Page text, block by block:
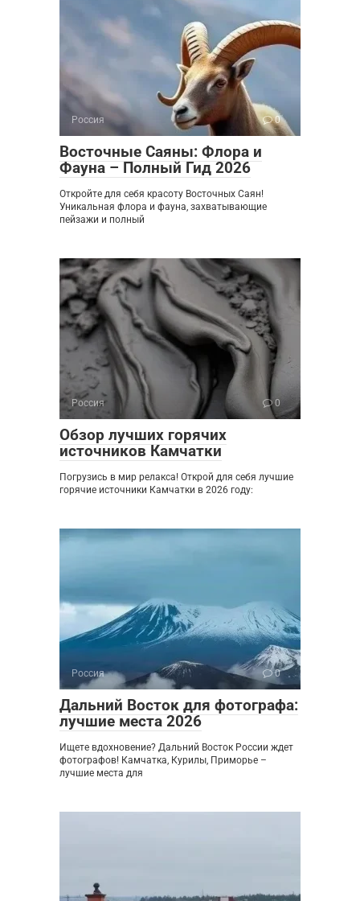
Россия 0
Восточные Саяны: Флора и
Фауна – Полный Гид 2026
Откройте для себя красоту Восточных Саян!
Уникальная флора и фауна, захватывающие
пейзажи и полный
Россия 0
Обзор лучших горячих
источников Камчатки
Погрузись в мир релакса! Открой для себя лучшие
горячие источники Камчатки в 2026 году:
Россия 0
Дальний Восток для фотографа:
лучшие места 2026
Ищете вдохновение? Дальний Восток России ждет
фотографов! Камчатка, Курилы, Приморье –
лучшие места для